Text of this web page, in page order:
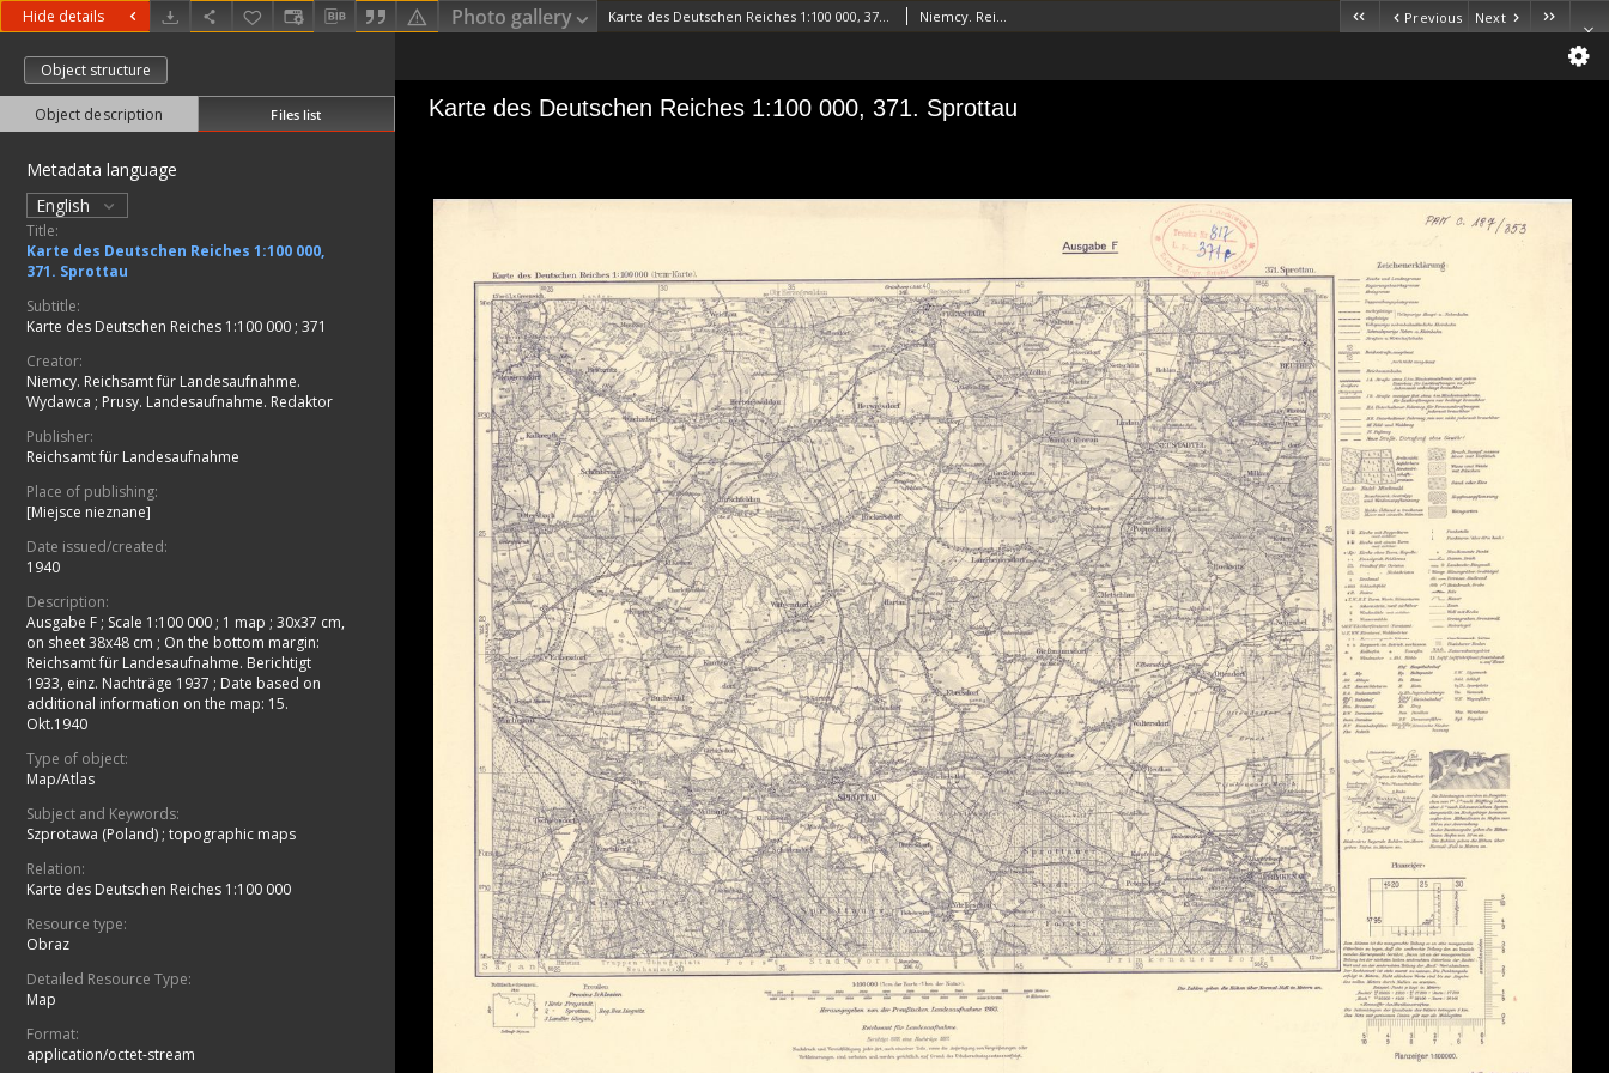
Hide details Photo gallery Karte des Deutschen Reiches 1:100 000, 371. Sprottau Niemcy. Reichsamt für Landesaufnahme. WydawcaPrusy. Landesaufnahme. Redaktor Previous Next
Object structure
Object description Files list
Metadata language
English
Title:
Karte des Deutschen Reiches 1:100 000,
371. Sprottau
Subtitle:
Karte des Deutschen Reiches 1:100 000 ; 371
Creator:
Niemcy. Reichsamt für Landesaufnahme.
Wydawca ; Prusy. Landesaufnahme. Redaktor
Publisher:
Reichsamt für Landesaufnahme
Place of publishing:
[Miejsce nieznane]
Date issued/created:
1940
Description:
Ausgabe F ; Scale 1:100 000 ; 1 map ; 30x37 cm,
on sheet 38x48 cm ; On the bottom margin:
Reichsamt für Landesaufnahme. Berichtigt
1933, einz. Nachträge 1937 ; Date based on
additional information on the map: 15.
Okt.1940
Type of object:
Map/Atlas
Subject and Keywords:
Szprotawa (Poland) ; topographic maps
Relation:
Karte des Deutschen Reiches 1:100 000
Resource type:
Obraz
Detailed Resource Type:
Map
Format:
application/octet-stream